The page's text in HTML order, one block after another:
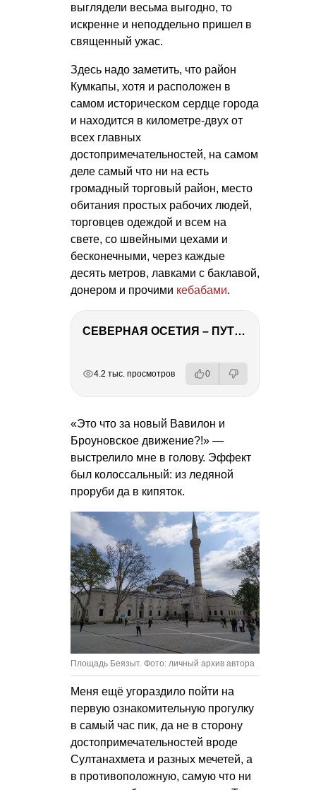
выглядели весьма выгодно, то
искренне и неподдельно пришел в
священный ужас.
Здесь надо заметить, что район
Кумкапы, хотя и расположен в
самом историческом сердце города
и находится в километре-двух от
всех главных
достопримечательностей, на самом
деле самый что ни на есть
громадный торговый район, место
обитания простых рабочих людей,
торговцев одеждой и всем на
свете, со швейными цехами и
бесконечными, через каждые
десять метров, лавками с баклавой,
донером и прочими кебабами.
СЕВЕРНАЯ ОСЕТИЯ – ПУТЕШЕСТВИЕ НА КАВКАЗ часть 4
4.2 тыс. просмотров 0
«Это что за новый Вавилон и
Броуновское движение?!» —
выстрелило мне в голову. Эффект
был колоссальный: из ледяной
проруби да в кипяток.
Площадь Беязыт. Фото: личный архив автора
Меня ещё угораздило пойти на
первую ознакомительную прогулку
в самый час пик, да не в сторону
достопримечательностей вроде
Султанахмета и разных мечетей, а
в противоположную, самую что ни